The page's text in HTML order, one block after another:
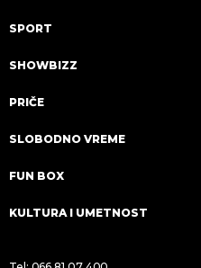
SPORT
SHOWBIZZ
PRIČE
SLOBODNO VREME
FUN BOX
KULTURA I UMETNOST